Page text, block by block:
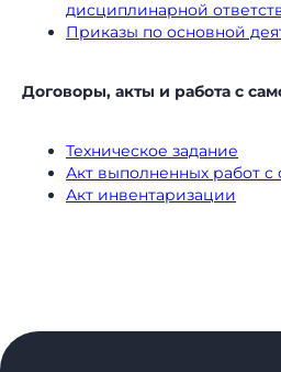
дисциплинарной
Приказы по основной
Договоры, акты и работа с
Техническое задание
Акт выполненных работ с
Акт инвентаризации
в соответствии сПолитикой
от Nopaper
Отправить